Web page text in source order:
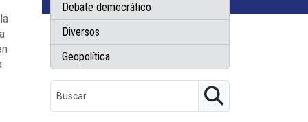
Debate democrático
Diversos
Geopolítica